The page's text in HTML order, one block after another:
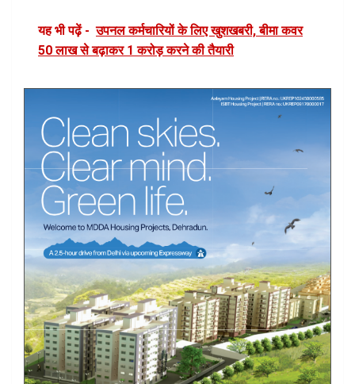
यह भी पढ़ें - उपनल कर्मचारियों के लिए खुशखबरी, बीमा कवर
50 लाख से बढ़ाकर 1 करोड़ करने की तैयारी